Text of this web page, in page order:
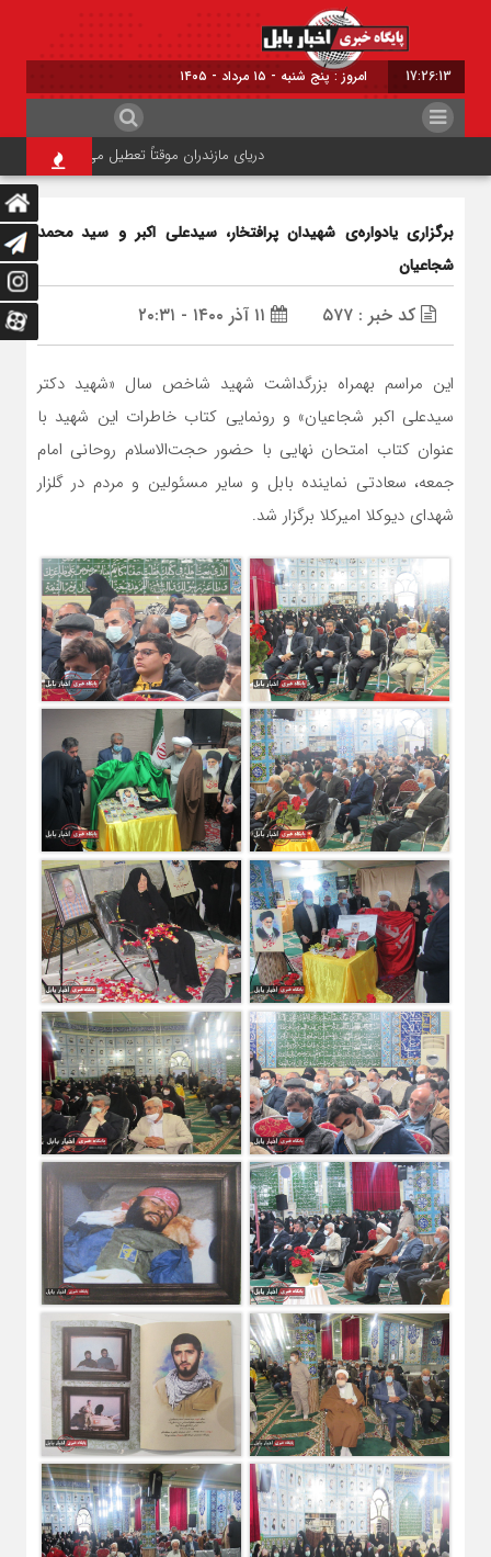
17:26:14 امروز : پنج شنبه - ۱۵ مرداد - ۱۴۰۵
دریای مازندران موقتاً تعطیل می‌شود ترافیک
برگزاری یادواره‌ی شهیدان پرافتخار، سیدعلی اکبر و سید محمد
شجاعیان
کد خبر : ۵۷۷
این مراسم بهمراه بزرگداشت شهید شاخص سال «شهید دکتر
سیدعلی اکبر شجاعیان» و رونمایی کتاب خاطرات این شهید با
عنوان کتاب امتحان نهایی با حضور حجت‌الاسلام روحانی امام
جمعه، سعادتی نماینده بابل و سایر مسئولین و مردم در گلزار
شهدای دیوکلا امیرکلا برگزار شد.